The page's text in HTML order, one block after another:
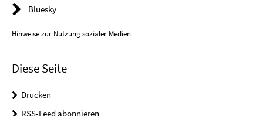
Bluesky
Hinweise zur Nutzung sozialer Medien
Diese Seite
Drucken
RSS-Feed abonnieren